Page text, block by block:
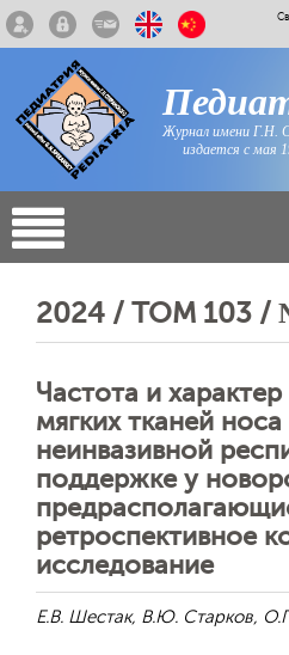
Журнал имени Г.Н.
издается с мая
2024 / ТОМ 103 /
Частота и
мягких тканей
неинвазивной
поддержке у
ретроспективное
исследование
Е.В. Шестак, В.Ю. Старков,